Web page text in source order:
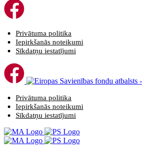
Privātuma politika
Iepirkšanās noteikumi
Sīkdatņu iestatījumi
Privātuma politika
Iepirkšanās noteikumi
Sīkdatņu iestatījumi